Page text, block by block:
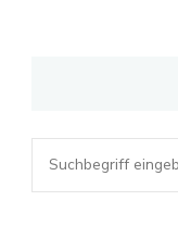
Looking
for